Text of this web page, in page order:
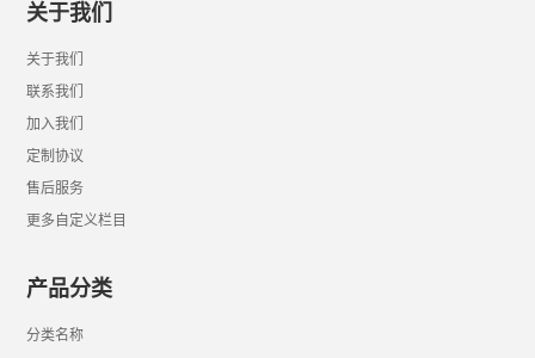
关于我们
关于我们
联系我们
加入我们
定制协议
售后服务
更多自定义栏目
产品分类
分类名称